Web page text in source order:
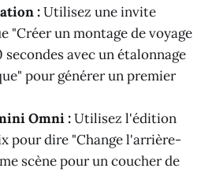
:Utilisez une invite
"Créer un montage de voyage
avec un étalonnage
pour générer un premier
Omni :Utilisez l'édition
pour dire "Change l'arrière-
scène pour un coucher de